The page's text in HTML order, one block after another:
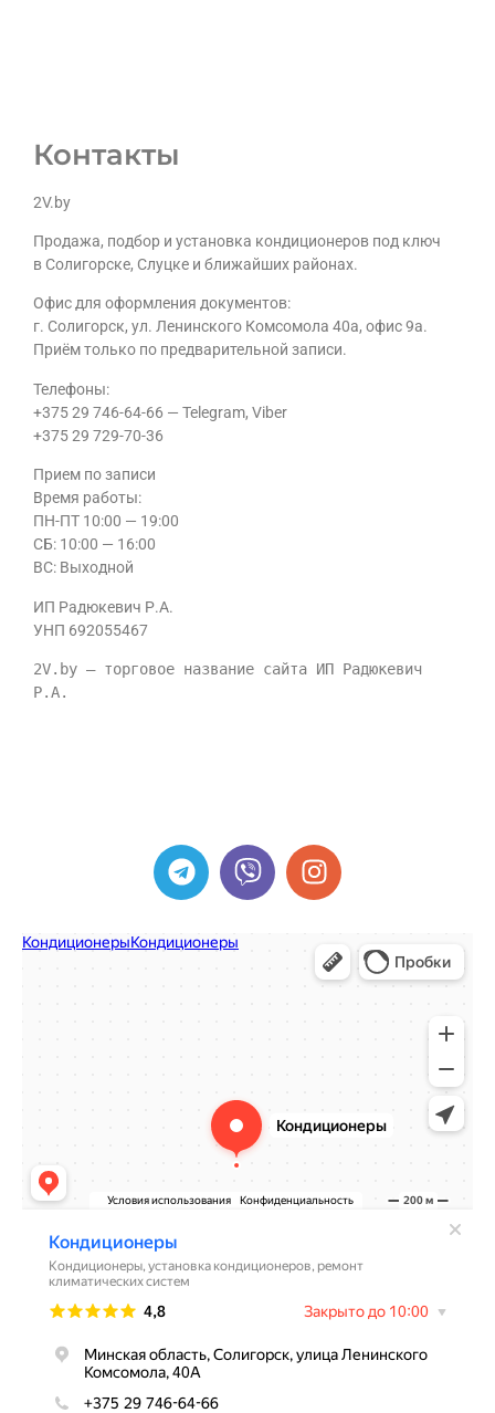
Контакты
2V.by
Продажа, подбор и установка кондиционеров под ключ
в Солигорске, Слуцке и ближайших районах.
Офис для оформления документов:
г. Солигорск, ул. Ленинского Комсомола 40а, офис 9а.
Приём только по предварительной записи.
Телефоны:
+375 29 746-64-66 — Telegram, Viber
+375 29 729-70-36
Прием по записи
Время работы:
ПН-ПТ 10:00 — 19:00
CБ: 10:00 — 16:00
ВС: Выходной
ИП Радюкевич Р.А.
УНП 692055467
2V.by — торговое название сайта ИП Радюкевич
Р.А.